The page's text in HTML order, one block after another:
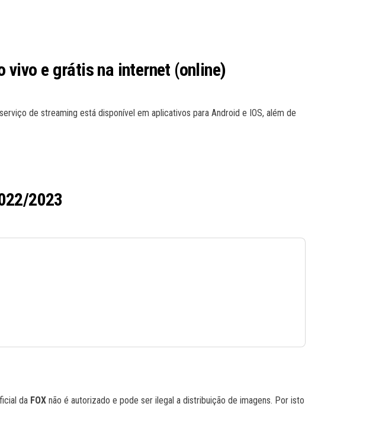
vivo e grátis na internet (online)
de streaming está disponível em aplicativos para Android e IOS, além de
2023
da FOX não é autorizado e pode ser ilegal a distribuição de imagens. Por isto